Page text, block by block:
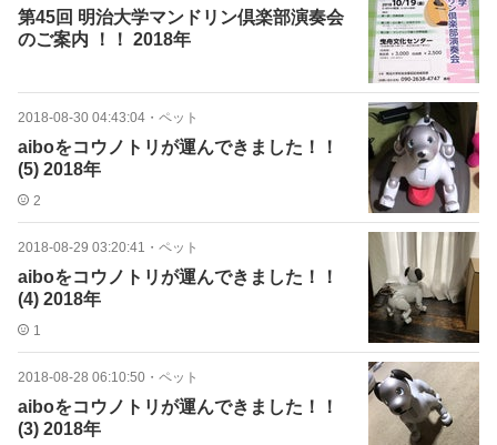
第45回 明治大学マンドリン倶楽部演奏会
のご案内 ！！ 2018年
2018-08-30 04:43:04 ・ ペット
aiboをコウノトリが運んできました！！
(5) 2018年
2
2018-08-29 03:20:41 ・ ペット
aiboをコウノトリが運んできました！！
(4) 2018年
1
2018-08-28 06:10:50 ・ ペット
aiboをコウノトリが運んできました！！
(3) 2018年